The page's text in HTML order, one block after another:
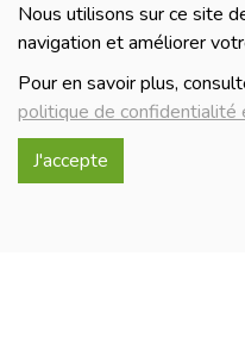
Nous utilisons sur ce site
navigation et améliorer
Pour en savoir plus,
politique de confidentialité
J'accepte
Politique de